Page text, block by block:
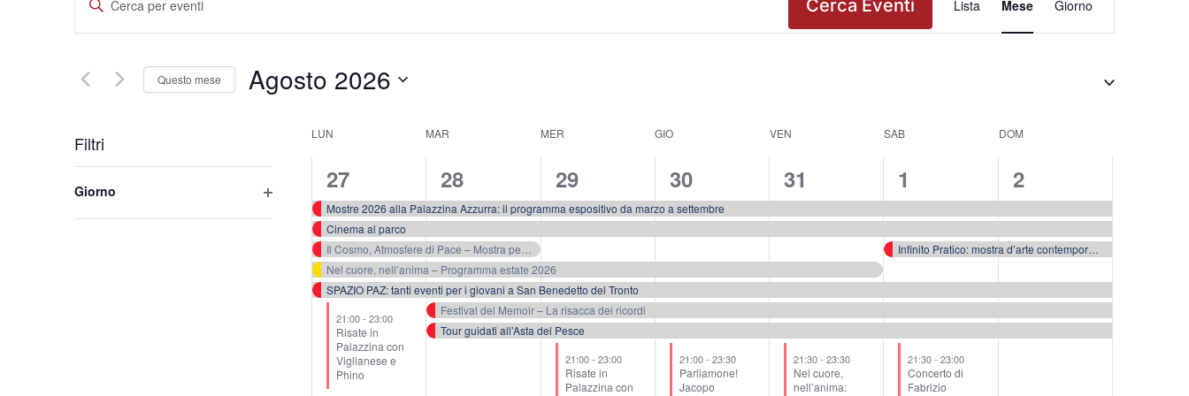
Ricerca
e
Navigazione
Parola
Cerca
per
Parola
Chiave.
Cerca Eventi Lista Mese Giorno
Questo mese Agosto 2026
data.
Filtri
any
Giorno
LUN MAR MER GIO VEN SAB DOM
6
eventi,
27
Mostre 2026 alla Palazzina Azzurra: il programma espositivo da marzo a settembre
Cinema al parco
Nel cuore, nell’anima – Programma estate 2026
SPAZIO PAZ: tanti eventi per i giovani a San Benedetto del Tronto
21:00- 23:00
Risate in
Palazzina con
Viglianese e
Phino
7
eventi,
28
Festival del Memoir – La risacca dei ricordi
Tour guidati all’Asta del Pesce
7
eventi,
29
21:00- 23:00
Risate in
Palazzina con
7
eventi,
30
21:00- 23:30
Parliamone!
Jacopo
7
eventi,
31
21:30-23:30
Nel cuore,
nell’anima:
7
eventi,
1
Infinito Pratico: mostra d’arte contemporanea alla Palazzina Azzurra
21:30-23:00
Concerto di
Fabrizio
6
eventi,
2